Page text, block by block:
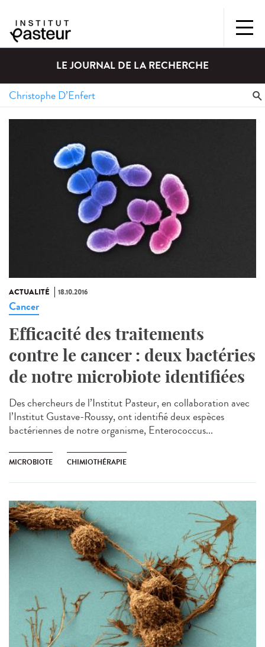
LE JOURNAL DE LA RECHERCHE
ACTUALITÉ 18.10.2016
Cancer
Efficacité des traitements
contre le cancer : deux bactéries
de notre microbiote identifiées
Des chercheurs de l’Institut Pasteur, en collaboration avec
l’Institut Gustave-Roussy, ont identifié deux espèces
bactériennes de notre organisme, Enterococcus...
MICROBIOTE CHIMIOTHÉRAPIE